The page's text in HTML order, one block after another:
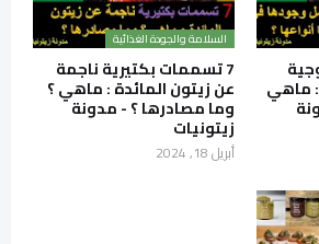
: ماهي
السلامة والجودة الغذائية
7 تسممات بكتيرية ناجمة
عن زيتون المائدة : ماهي ؟
وما مصادرها ؟ - مدونة
زيتونيات
أبريل 18, 2024